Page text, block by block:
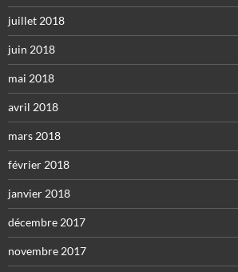
juillet 2018
juin 2018
mai 2018
avril 2018
mars 2018
février 2018
janvier 2018
décembre 2017
novembre 2017